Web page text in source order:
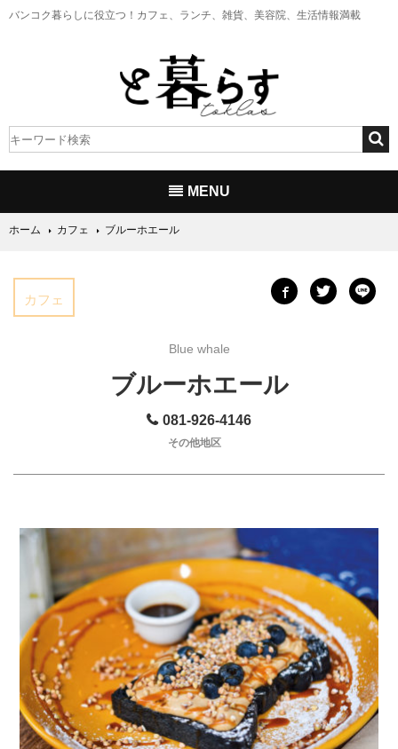
バンコク暮らしに役立つ！ カフェ、ランチ、雑貨、美容院、生活情報満載
MENU
ホーム カフェ ブルーホエール
カフェ
Blue whale
ブルーホエール
081-926-4146
その他地区